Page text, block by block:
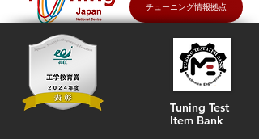
チューニング情報拠点
Tuning Test
Item Bank